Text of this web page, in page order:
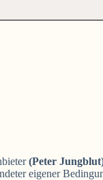
(Peter
eigener